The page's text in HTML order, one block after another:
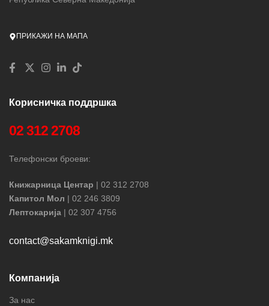
ПРИКАЖИ НА МАПА
Корисничка поддршка
02 312 2708
Телефонски броеви:
Книжарница Центар | 02 312 2708
Капитол Мол | 02 246 3809
Лептокарија | 02 307 4756
contact@sakamknigi.mk
Компанија
За нас